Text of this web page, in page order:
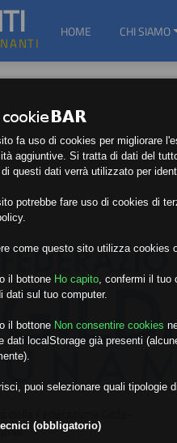
HOME CHI SIAMO
della Federazione Gilda-
fa uso di cookies per migliorare
aggiuntive. Si tratta di dati del
questi dati verrà utilizzato per
potrebbe fare uso di cookies di
come questo sito utilizza cookies
il bottone Ho capito confermi il tuo
dati sul tuo computer.
il bottone Non consentire cookies
dati localStorage già presenti
puoi selezionare quali tipologie
(obbligatorio)